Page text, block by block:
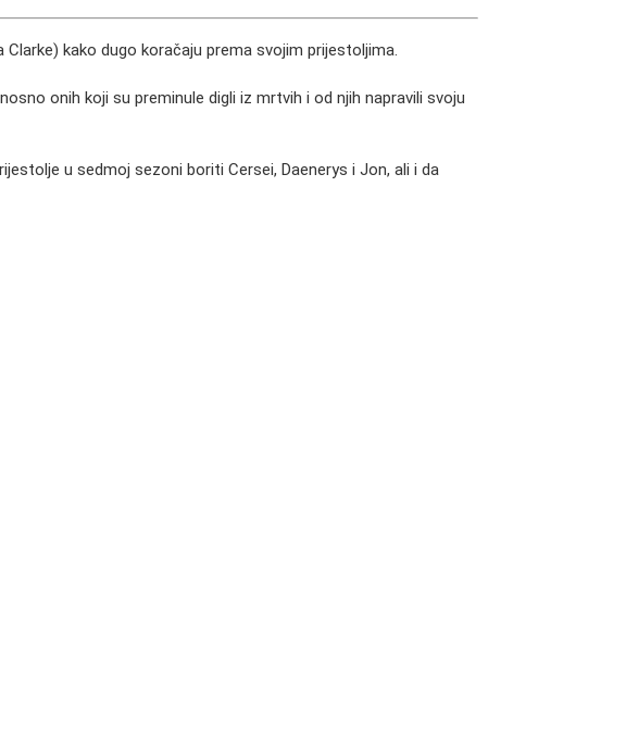
kako dugo koračaju prema svojim prijestoljima.
onih koji su preminule digli iz mrtvih i od njih napravili svoju
u sedmoj sezoni boriti Cersei, Daenerys i Jon, ali i da